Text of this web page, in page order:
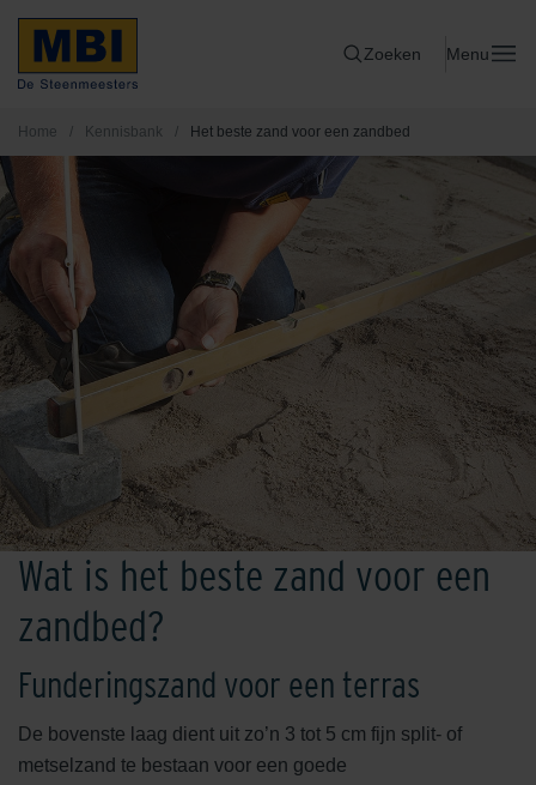
Zoeken Menu
Home / Kennisbank / Het beste zand voor een zandbed
Wat is het beste zand voor een
zandbed?
Funderingszand voor een terras
De bovenste laag dient uit zo’n 3 tot 5 cm fijn split- of
metselzand te bestaan voor een goede